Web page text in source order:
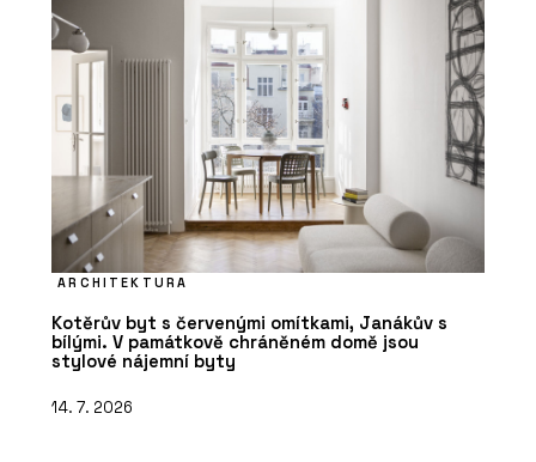
ARCHITEKTURA
Kotěrův byt s červenými omítkami, Janákův s
bílými. V památkově chráněném domě jsou
stylové nájemní byty
14. 7. 2026